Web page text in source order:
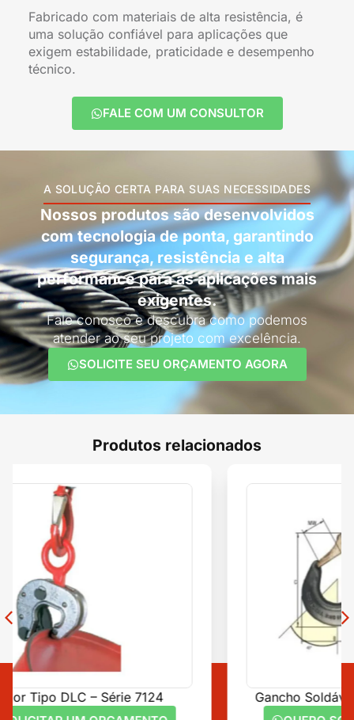
Fabricado com materiais de alta resistência, é
uma solução confiável para aplicações que
exigem estabilidade, praticidade e desempenho
técnico.
FALE COM UM CONSULTOR
A SOLUÇÃO CERTA PARA SUAS NECESSIDADES
Nossos produtos são desenvolvidos
com tecnologia de ponta, garantindo
segurança, resistência e alta
performance para as aplicações mais
exigentes.
Fale conosco e descubra como podemos
atender ao seu projeto com excelência.
SOLICITE SEU ORÇAMENTO AGORA
Produtos relacionados
Gancho Soldável VIP VCGH-S – Série 5322